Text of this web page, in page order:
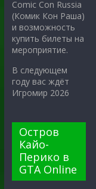
Comic Con Russia
(Комик Кон Раша)
и возможность
купить билеты на
мероприятие.
В следующем
году вас ждёт
Игромир 2026
Остров
Кайо-
Перико в
GTA Online